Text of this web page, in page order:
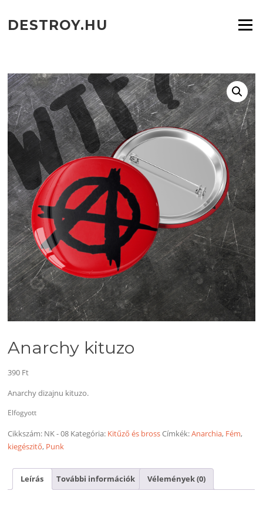
tartalomra
DESTROY.HU Menü
Anarchy kituzo
390 Ft
Anarchy dizajnu kituzo.
Elfogyott
Cikkszám: NK - 08 Kategória: Kitűző és brossCímkék:Anarchia, Fém,
kiegészitő, Punk
Leírás További információk Vélemények (0)